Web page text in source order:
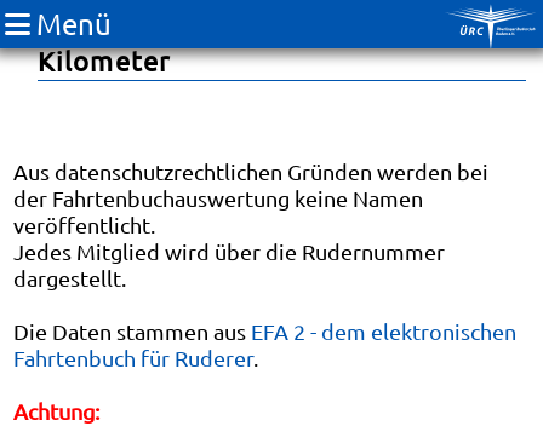
Menü
Fahrtenbuch 2016: RudererInnen-
Kilometer
Aus datenschutzrechtlichen Gründen werden bei
der Fahrtenbuchauswertung keine Namen
veröffentlicht.
Jedes Mitglied wird über die Rudernummer
dargestellt.
Die Daten stammen aus EFA 2 - dem elektronischen
Fahrtenbuch für Ruderer.
Achtung: